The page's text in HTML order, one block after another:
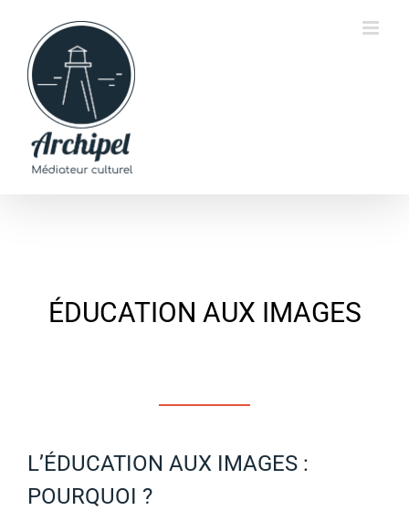
contenu
ÉDUCATION AUX IMAGES
L’ÉDUCATION AUX IMAGES :
POURQUOI ?